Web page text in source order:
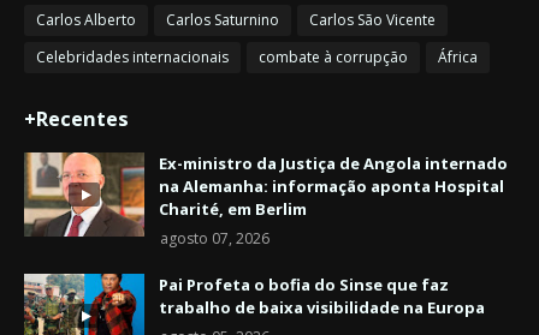
Carlos Alberto
Carlos Saturnino
Carlos São Vicente
Celebridades internacionais
combate à corrupção África
+Recentes
Ex-ministro da Justiça de Angola internado
na Alemanha: informação aponta Hospital
Charité, em Berlim
agosto 07, 2026
Pai Profeta o bofia do Sinse que faz
trabalho de baixa visibilidade na Europa